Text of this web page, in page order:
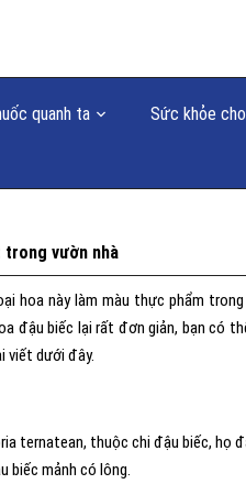
quanh ta Sức khỏe
vườn nhà
hoa này làm màu thực phẩm
đậu biếc lại rất đơn giản, bạn có
viết dưới đây.
ternatean, thuộc chi đậu biếc, họ
biếc mảnh có lông.